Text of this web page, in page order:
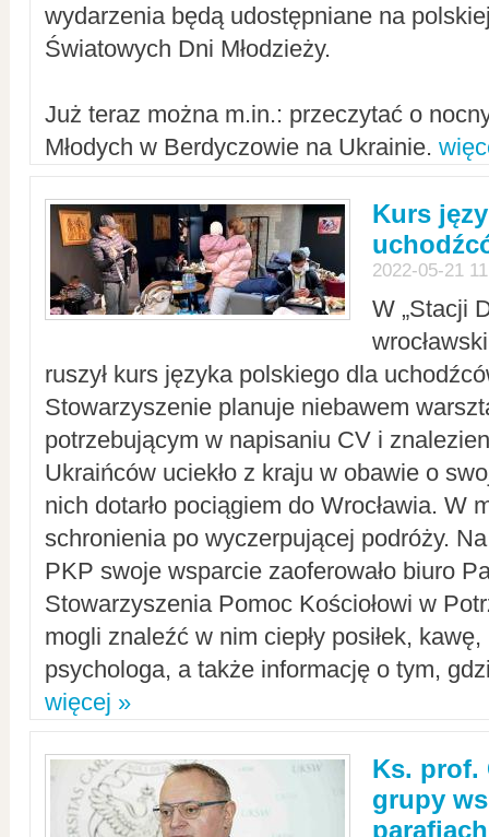
wydarzenia będą udostępniane na
Światowych Dni Młodzieży.
Już teraz można m.in.: przeczytać o
Młodych w Berdyczowie na Ukrainie.
Kurs
2022-05-21
W „Stacji
ruszył kurs języka polskiego dla
Stowarzyszenie planuje niebawem
potrzebującym w napisaniu CV i
Ukraińców uciekło z kraju w obawie o
nich dotarło pociągiem do Wrocławia. W
schronienia po wyczerpującej podróży.
PKP swoje wsparcie zaoferowało biuro
Stowarzyszenia Pomoc Kościołowi w
mogli znaleźć w nim ciepły posiłek,
psychologa, a także informację o tym,
więcej »
Ks. prof.
grupy
parafiach